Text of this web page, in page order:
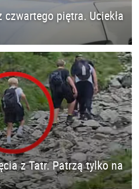
czwartego piętra. Uciekła
z Tatr. Patrzą tylko na